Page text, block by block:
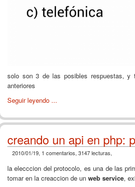
solo son 3 de las posibles respuestas, y
anteriores
Seguir leyendo ...
creando un api en php:
2010/01/19, 1 comentarios, 3147 lecturas,
la elecccion del protocolo, es una de las
tomar en la creaccion de un web service,